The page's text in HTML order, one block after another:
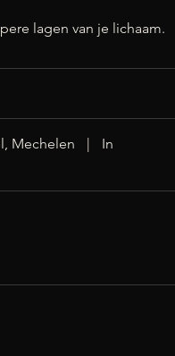
lagen van je lichaam.
Mechelen |
In